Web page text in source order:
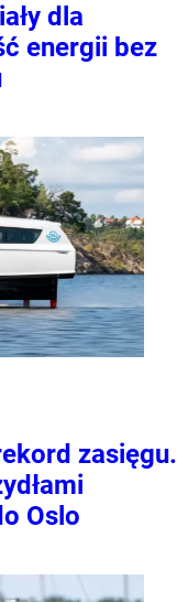
dla
energii bez
zasięgu.
Oslo